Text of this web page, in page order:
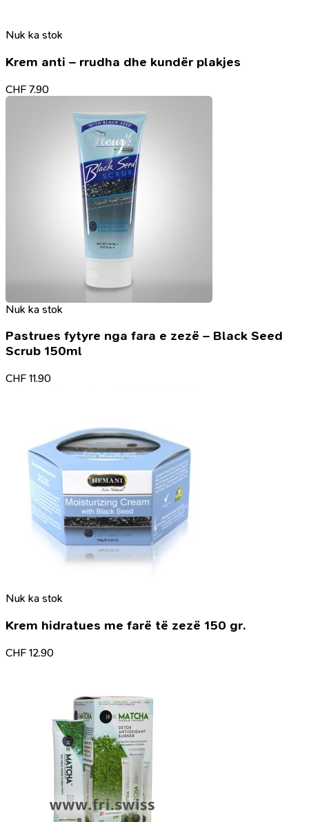
Nuk ka stok
Krem anti – rrudha dhe kundër plakjes
CHF 7.90
Nuk ka stok
Pastrues fytyre nga fara e zezë – Black Seed
Scrub 150ml
CHF 11.90
Nuk ka stok
Krem hidratues me farë të zezë 150 gr.
CHF 12.90